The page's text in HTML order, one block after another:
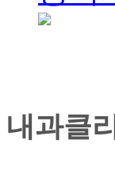
내과클